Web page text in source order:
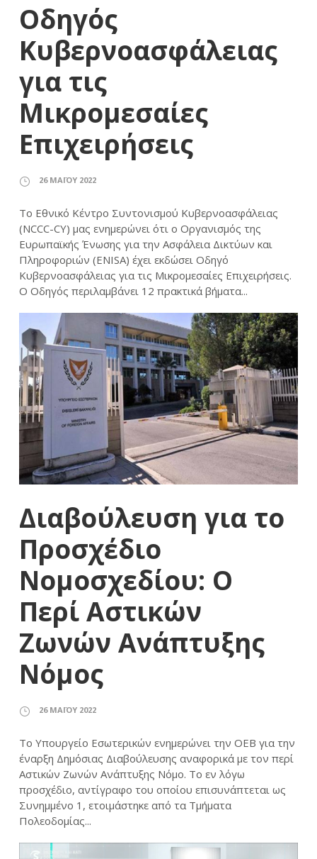
Οδηγός
Κυβερνοασφάλειας
για τις
Μικρομεσαίες
Επιχειρήσεις
26 ΜΑΪ́ΟΥ 2022
Το Εθνικό Κέντρο Συντονισμού Κυβερνοασφάλειας
(NCCC-CY) μας ενημερώνει ότι ο Οργανισμός της
Ευρωπαϊκής Ένωσης για την Ασφάλεια Δικτύων και
Πληροφοριών (ENISA) έχει εκδώσει Οδηγό
Κυβερνοασφάλειας για τις Μικρομεσαίες Επιχειρήσεις.
Ο Οδηγός περιλαμβάνει 12 πρακτικά βήματα...
Διαβούλευση για το
Προσχέδιο
Νομοσχεδίου: Ο
Περί Αστικών
Ζωνών Ανάπτυξης
Νόμος
26 ΜΑΪ́ΟΥ 2022
Το Υπουργείο Εσωτερικών ενημερώνει την ΟΕΒ για την
έναρξη Δημόσιας Διαβούλευσης αναφορικά με τον περί
Αστικών Ζωνών Ανάπτυξης Νόμο. Το εν λόγω
προσχέδιο, αντίγραφο του οποίου επισυνάπτεται ως
Συνημμένο 1, ετοιμάστηκε από τα Τμήματα
Πολεοδομίας...